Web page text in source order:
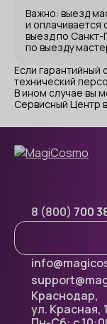
Важно: выезд
и оплачивается
выезд по Санкт-
по выезду
Если гарантийный
технический
В ином случае вы
Сервисный Центр
8 (800) 700
Краснодар,
ул. Красная,